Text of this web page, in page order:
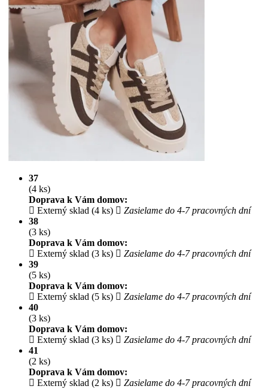
37
(4 ks)
Doprava k Vám domov:
Externý sklad (4 ks)
Zasielame do 4-7 pracovných dní
38
(3 ks)
Doprava k Vám domov:
Externý sklad (3 ks)
Zasielame do 4-7 pracovných dní
39
(5 ks)
Doprava k Vám domov:
Externý sklad (5 ks)
Zasielame do 4-7 pracovných dní
40
(3 ks)
Doprava k Vám domov:
Externý sklad (3 ks)
Zasielame do 4-7 pracovných dní
41
(2 ks)
Doprava k Vám domov:
Externý sklad (2 ks)
Zasielame do 4-7 pracovných dní